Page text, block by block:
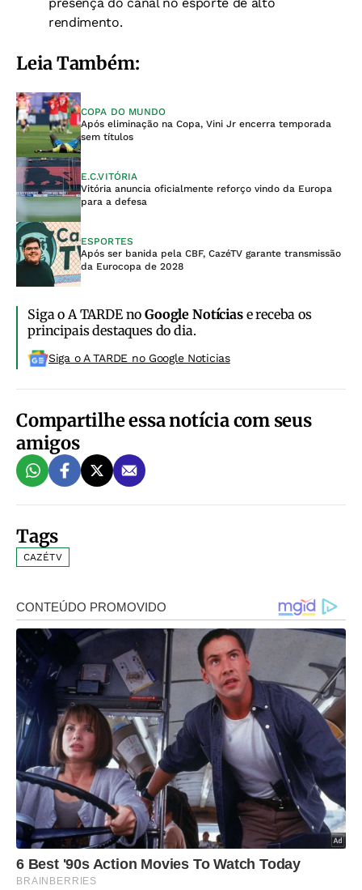
rendimento.
Leia Também:
COPA DO MUNDO
Após eliminação na Copa, Vini Jr encerra temporada
sem títulos
E.C.VITÓRIA
Vitória anuncia oficialmente reforço vindo da Europa
para a defesa
ESPORTES
Após ser banida pela CBF, CazéTV garante transmissão
da Eurocopa de 2028
Siga o A TARDE noGoogle Notíciase receba os
principais destaques do dia.
Siga o A TARDE no Google Noticias
Compartilhe essa notícia com seus
amigos
Tags
CAZÉTV